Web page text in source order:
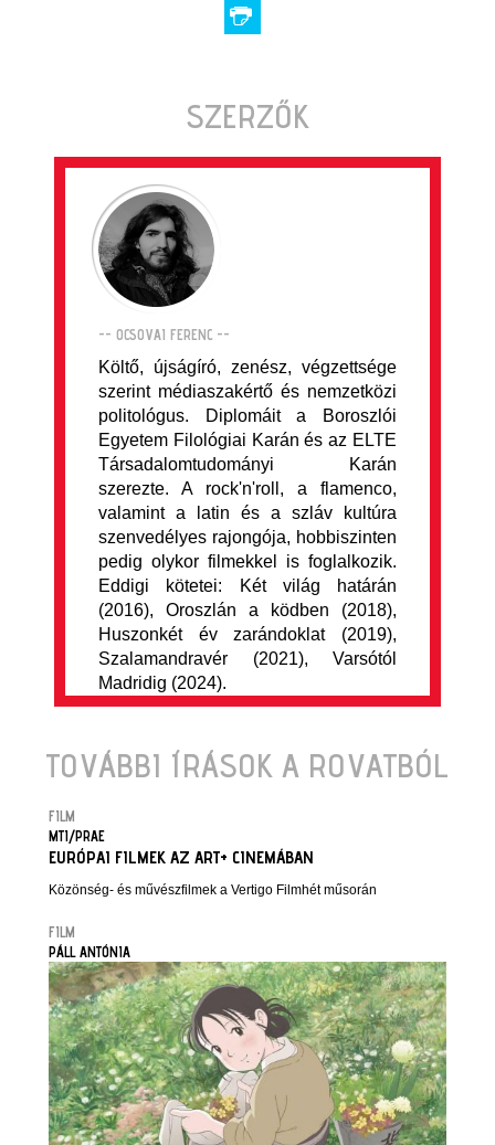
SZERZŐK
-- OCSOVAI FERENC --
Költő, újságíró, zenész, végzettsége
szerint médiaszakértő és nemzetközi
politológus. Diplomáit a Boroszlói
Egyetem Filológiai Karán és az ELTE
Társadalomtudományi Karán
szerezte. A rock'n'roll, a flamenco,
valamint a latin és a szláv kultúra
szenvedélyes rajongója, hobbiszinten
pedig olykor filmekkel is foglalkozik.
Eddigi kötetei: Két világ határán
(2016), Oroszlán a ködben (2018),
Huszonkét év zarándoklat (2019),
Szalamandravér (2021), Varsótól
Madridig (2024).
TOVÁBBI ÍRÁSOK A ROVATBÓL
FILM
MTI/PRAE
EURÓPAI FILMEK AZ ART+ CINEMÁBAN
Közönség- és művészfilmek a Vertigo Filmhét műsorán
FILM
PÁLL ANTÓNIA